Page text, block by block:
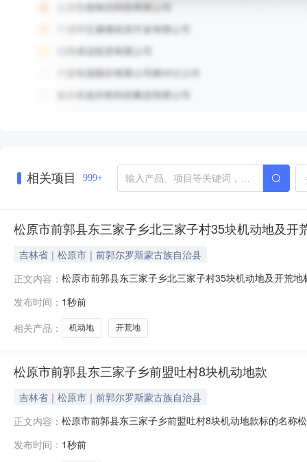
相关项目 999+
松原市前郭县东三家子乡北三家子村35块机动地及开
吉林省｜松原市｜前郭尔罗斯蒙古族自治县
正文内容： 松原市前郭县东三家子乡北三家子村35块机动地及开荒
10月13日序号受让方姓名受让方金额出让方姓名地块名
发布时间： 1秒前
相关产品：
机动地 开荒地
松原市前郭县东三家子乡前盟吐村8块机动地款
吉林省｜松原市｜前郭尔罗斯蒙古族自治县
正文内容： 松原市前郭县东三家子乡前盟吐村8块机动地款标的名称
名受让方金额出让方姓名地块名称地块面积地块类型东
发布时间： 1秒前